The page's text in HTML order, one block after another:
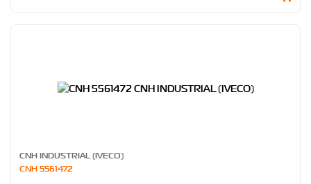
CNH INDUSTRIAL (IVECO)
CNH 5561472